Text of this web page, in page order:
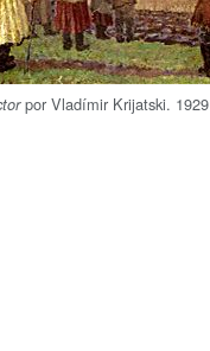
por Vladímir Krijatski. 1929